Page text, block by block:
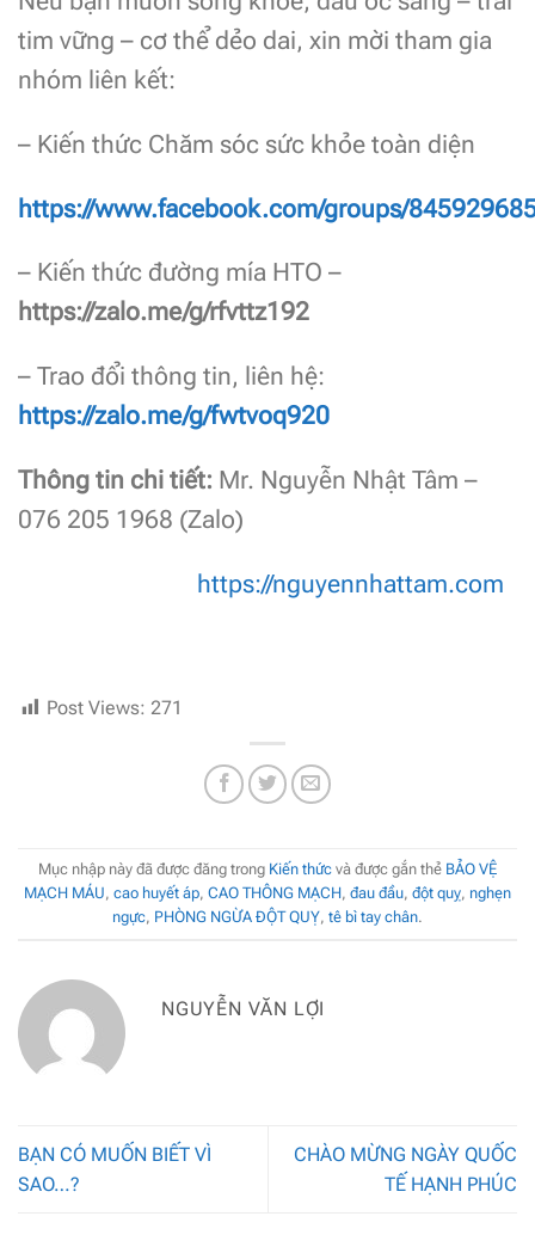
tim vững – cơ thể dẻo dai, xin mời tham gia
nhóm liên kết:
– Kiến thức Chăm sóc sức khỏe toàn diện
https://www.facebook.com/groups/
– Kiến thức đường mía HTO –
https://zalo.me/g/rfvttz192
– Trao đổi thông tin, liên hệ:
https://zalo.me/g/fwtvoq920
Thông tin chi tiết: Mr. Nguyễn Nhật Tâm –
076 205 1968 (Zalo)
https://nguyennhattam.com
Post Views: 271
Mục nhập này đã được đăng trong Kiến thức và được gắn thẻ BẢO VỆ
MẠCH MÁU, cao huyết áp, CAO THÔNG MẠCH, đau đầu, đột quỵ, nghẹn
ngực, PHÒNG NGỪA ĐỘT QUỴ, tê bì tay chân.
NGUYỄN VĂN LỢI
BẠN CÓ MUỐN BIẾT VÌ
SAO…?
CHÀO MỪNG NGÀY QUỐC
TẾ HẠNH PHÚC